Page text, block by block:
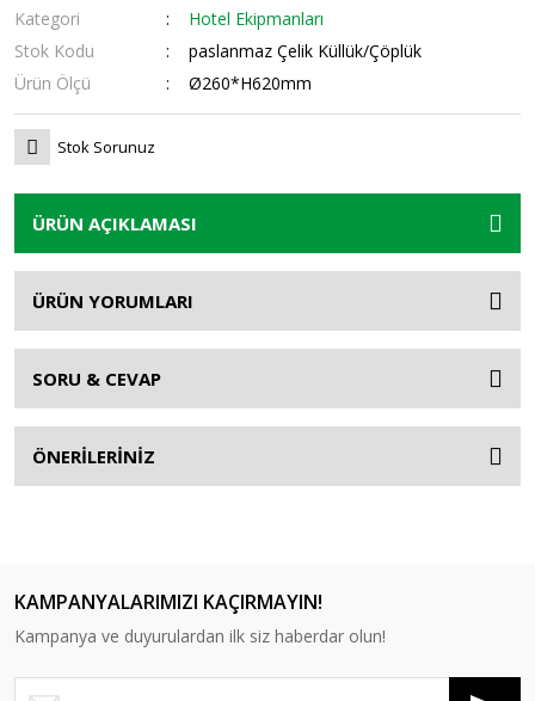
Kategori
Hotel Ekipmanları
Stok Kodu
paslanmaz Çelik Küllük/Çöplük
Ürün Ölçü
Ø260*H620mm
Stok Sorunuz
ÜRÜN AÇIKLAMASI
ÜRÜN YORUMLARI
SORU & CEVAP
ÖNERİLERİNİZ
KAMPANYALARIMIZI KAÇIRMAYIN!
Kampanya ve duyurulardan ilk siz haberdar olun!